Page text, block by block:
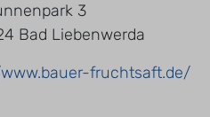
3
Bad Liebenwerda
fruchtsaft.de/